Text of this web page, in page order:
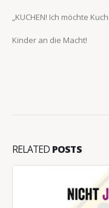
„KUCHEN! Ich möchte
Kinder an die Macht!
RELATED POSTS